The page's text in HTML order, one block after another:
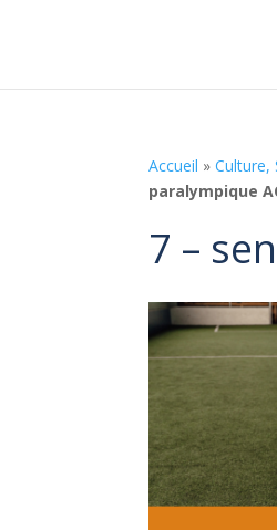
Accueil »Culture,
paralympique
7 –